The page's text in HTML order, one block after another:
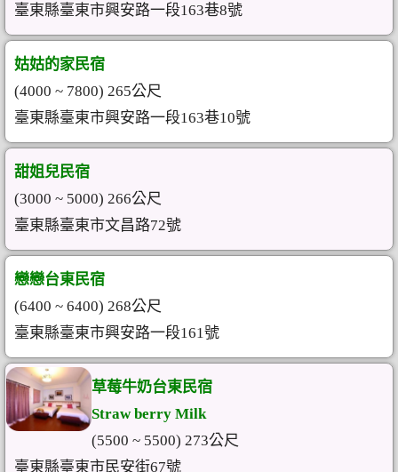
臺東縣臺東市興安路一段163巷8號
姑姑的家民宿
(4000 ~ 7800) 265公尺
臺東縣臺東市興安路一段163巷10號
甜姐兒民宿
(3000 ~ 5000) 266公尺
臺東縣臺東市文昌路72號
戀戀台東民宿
(6400 ~ 6400) 268公尺
臺東縣臺東市興安路一段161號
草莓牛奶台東民宿
Straw berry Milk
(5500 ~ 5500) 273公尺
臺東縣臺東市民安街67號